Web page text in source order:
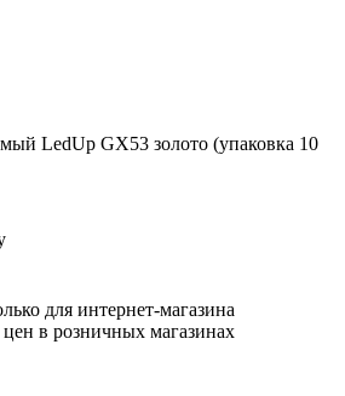
LedUp GX53 золото (упаковка 10
для интернет-магазина
в розничных магазинах